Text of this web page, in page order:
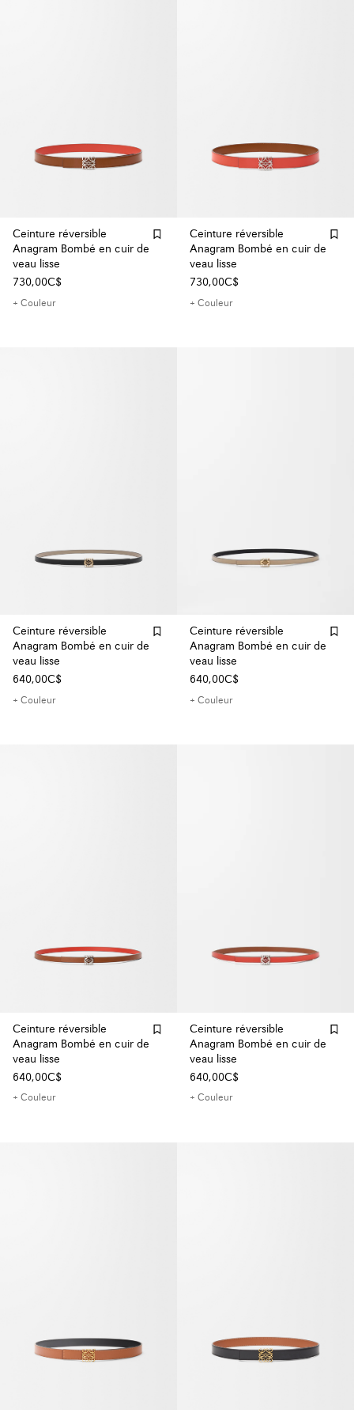
Ceinture réversible
Anagram Bombé en cuir de
veau lisse
730,00C$
+ Couleur
Ceinture réversible
Anagram Bombé en cuir de
veau lisse
730,00C$
+ Couleur
Ceinture réversible
Anagram Bombé en cuir de
veau lisse
640,00C$
+ Couleur
Ceinture réversible
Anagram Bombé en cuir de
veau lisse
640,00C$
+ Couleur
Ceinture réversible
Anagram Bombé en cuir de
veau lisse
640,00C$
+ Couleur
Ceinture réversible
Anagram Bombé en cuir de
veau lisse
640,00C$
+ Couleur